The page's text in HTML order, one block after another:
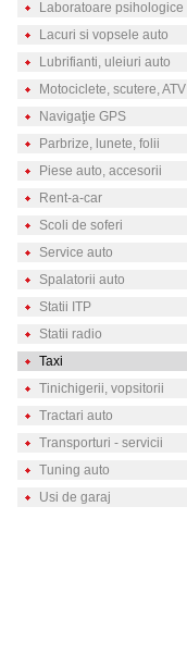
Laboratoare psihologice
Lacuri si vopsele auto
Lubrifianti, uleiuri auto
Motociclete, scutere, ATV
Navigaţie GPS
Parbrize, lunete, folii
Piese auto, accesorii
Rent-a-car
Scoli de soferi
Service auto
Spalatorii auto
Statii ITP
Statii radio
Taxi
Tinichigerii, vopsitorii
Tractari auto
Transporturi - servicii
Tuning auto
Usi de garaj